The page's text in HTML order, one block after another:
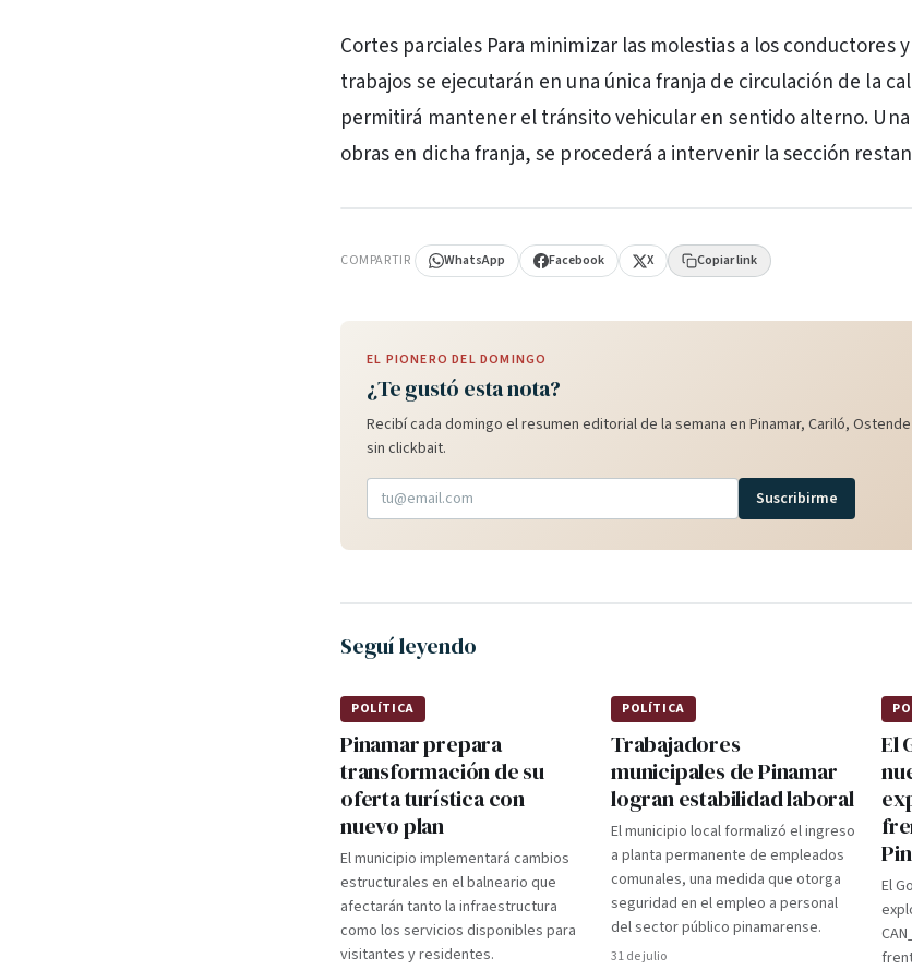
Cortes parciales Para minimizar las molestias a los conductores
trabajos se ejecutarán en una única franja de circulación de la
permitirá mantener el tránsito vehicular en sentido alterno. Una
obras en dicha franja, se procederá a intervenir la sección
COMPARTIR WhatsApp Facebook X Copiar link
EL PIONERO DEL DOMINGO
¿Te gustó esta nota?
Recibí cada domingo el resumen editorial de la semana en Pinamar, Cariló,
sin clickbait.
Suscribirme
Seguí leyendo
POLÍTICA
Pinamar prepara
transformación de su
oferta turística con
nuevo plan
El municipio implementará cambios
estructurales en el balneario que
afectarán tanto la infraestructura
como los servicios disponibles para
visitantes y residentes.
POLÍTICA
Trabajadores
municipales de Pinamar
logran estabilidad laboral
El municipio local formalizó el ingreso
a planta permanente de empleados
comunales, una medida que otorga
seguridad en el empleo a personal
del sector público pinamarense.
31 de julio
El
El